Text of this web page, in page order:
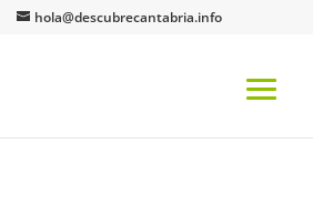
hola@descubrecantabria.info